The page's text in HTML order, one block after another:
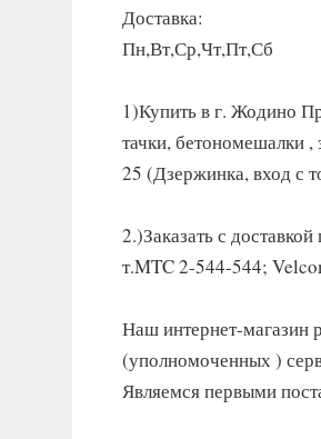
Доставка:
Пн,Вт,Ср,Чт,Пт,Сб
1)Купить в г. Жодино
тачки, бетономешалки
25 (Дзержинка, вход с
2.)Заказать с
т.MTC 2-544-544;
Наш интернет-магазин
(уполномоченных )
Являемся первыми